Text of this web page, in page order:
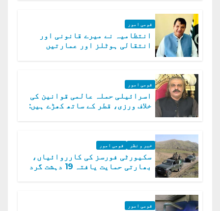
قومی امور
انتظامیہ نے میرے قانونی اور
انتقالی ہوٹلز اور عمارتیں
قومی امور
اسرائیلی حملہ عالمی قوانین کی
خلاف ورزی، قطر کے ساتھ کھڑے ہیں:
خبر و نظر قومی امور
سکیورٹی فورسز کی کارروائیاں،
بھارتی حمایت یافتہ 19 دہشت گرد
قومی امور